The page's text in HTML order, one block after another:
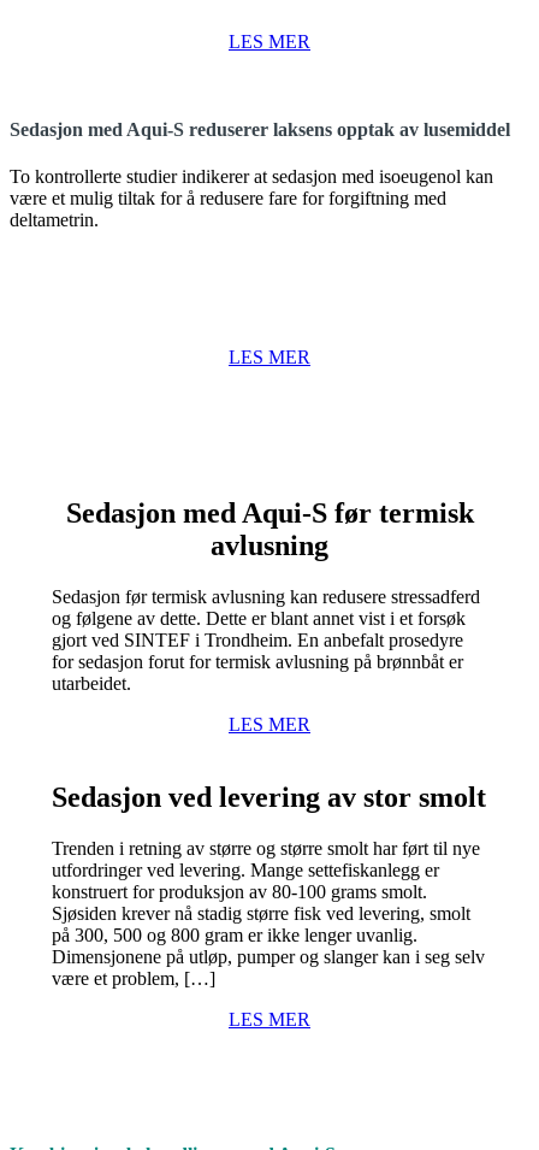
LES MER
Sedasjon med Aqui-S reduserer laksens opptak av lusemiddel
To kontrollerte studier indikerer at sedasjon med isoeugenol kan
være et mulig tiltak for å redusere fare for forgiftning med
deltametrin.
LES MER
Sedasjon med Aqui-S før termisk
avlusning
Sedasjon før termisk avlusning kan redusere stressadferd
og følgene av dette. Dette er blant annet vist i et forsøk
gjort ved SINTEF i Trondheim. En anbefalt prosedyre
for sedasjon forut for termisk avlusning på brønnbåt er
utarbeidet.
LES MER
Sedasjon ved levering av stor smolt
Trenden i retning av større og større smolt har ført til nye
utfordringer ved levering. Mange settefiskanlegg er
konstruert for produksjon av 80-100 grams smolt.
Sjøsiden krever nå stadig større fisk ved levering, smolt
på 300, 500 og 800 gram er ikke lenger uvanlig.
Dimensjonene på utløp, pumper og slanger kan i seg selv
være et problem, […]
LES MER